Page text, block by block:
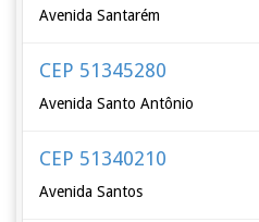
Avenida Santarém
CEP 51345280
Avenida Santo Antônio
CEP 51340210
Avenida Santos